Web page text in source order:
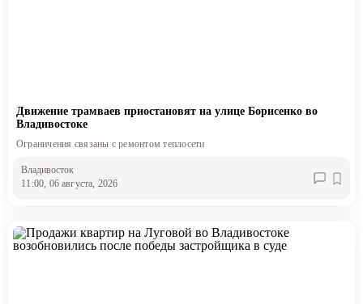
Движение трамваев приостановят на улице Борисенко во
Владивостоке
Ограничения связаны с ремонтом теплосети
Владивосток
11:00, 06 августа, 2026